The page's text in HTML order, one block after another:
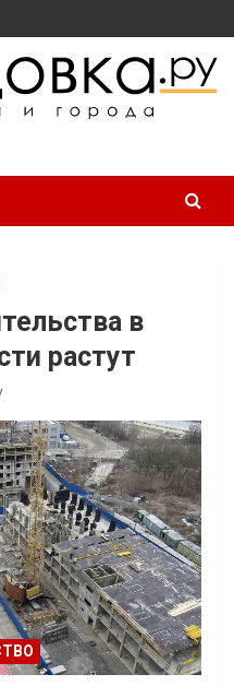
в
растут